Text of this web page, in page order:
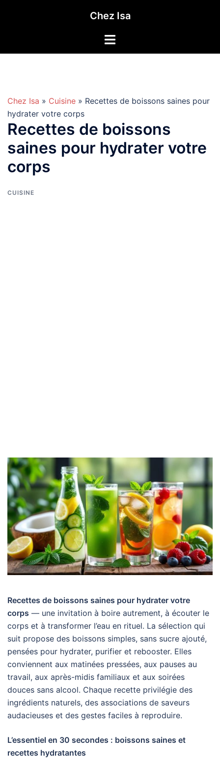
Chez Isa
Chez Isa » Cuisine » Recettes de boissons saines pour
hydrater votre corps
Recettes de boissons
saines pour hydrater votre
corps
CUISINE
Recettes de boissons saines pour hydrater votre
corps — une invitation à boire autrement, à écouter le
corps et à transformer l’eau en rituel. La sélection qui
suit propose des boissons simples, sans sucre ajouté,
pensées pour hydrater, purifier et rebooster. Elles
conviennent aux matinées pressées, aux pauses au
travail, aux après-midis familiaux et aux soirées
douces sans alcool. Chaque recette privilégie des
ingrédients naturels, des associations de saveurs
audacieuses et des gestes faciles à reproduire.
L’essentiel en 30 secondes : boissons saines et
recettes hydratantes